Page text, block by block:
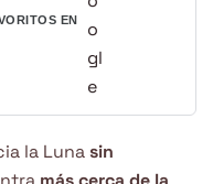
EN
la Luna sin